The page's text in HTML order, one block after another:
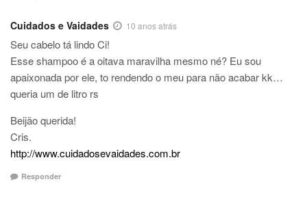
Cuidados e Vaidades 10 anos atrás
Seu cabelo tá lindo Ci!
Esse shampoo é a oitava maravilha mesmo né? Eu sou
apaixonada por ele, to rendendo o meu para não acabar kk…
queria um de litro rs
Beijão querida!
Cris.
http://www.cuidadosevaidades.com.br
Responder